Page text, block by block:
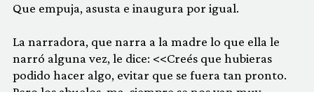
Que empuja, asusta e inaugura por igual.
La narradora, que narra a la madre lo que ella le
narró alguna vez, le dice: <<Creés que hubieras
podido hacer algo, evitar que se fuera tan pronto.